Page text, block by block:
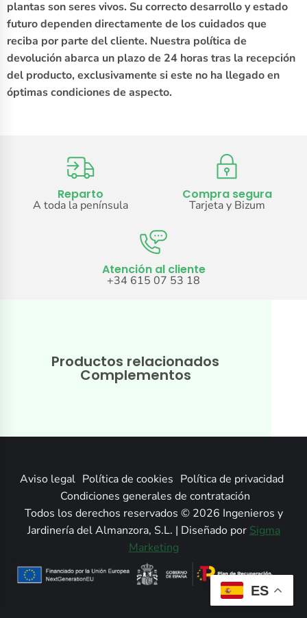
plantas son seres vivos. Su correcto desarrollo y estado
futuro dependen directamente de los cuidados que
reciba por parte del cliente. Nuestra política de
devolución abarca un plazo de 24 horas tras la recepción
del producto, exclusivamente si este no ha llegado en
óptimas condiciones de aspecto.
Reparto
A toda la península
Compra segura
Tarjeta y Bizum
Atención al cliente
+34 615 07 53 18
Productos relacionados
Complementos
Aviso legal Política de cookies Política de privacidad
Condiciones generales de contratación
Todos los derechos reservados © 2026 Ingenieros y
Jardinería del Almanzora, S.L. | Diseñado por Sigma
Marketing
ES